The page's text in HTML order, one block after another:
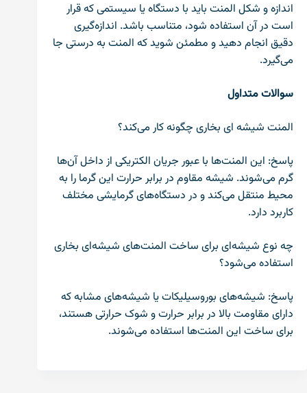
اندازه و شکل المنت باید با دستگاه یا سیستمی که قرار
است در آن استفاده شود، متناسب باشد. اندازه‌گیری
دقیق انجام دهید و مطمئن شوید که المنت به درستی جا
می‌گیرد.
سوالات متداول
المنت شیشه ای بخاری چگونه کار می‌کند؟
پاسخ: این المنت‌ها با عبور جریان الکتریکی از داخل آن‌ها
گرم می‌شوند. شیشه مقاوم در برابر حرارت این گرما را به
محیط منتقل می‌کند و در دستگاه‌های گرمایشی مختلف
کاربرد دارد.
چه نوع شیشه‌ای برای ساخت المنت‌های شیشه‌ای بخاری
استفاده می‌شود؟
پاسخ: شیشه‌های بوروسیلیکات یا شیشه‌های مشابه که
دارای مقاومت بالا در برابر حرارت و شوک حرارتی هستند،
برای ساخت این المنت‌ها استفاده می‌شوند.